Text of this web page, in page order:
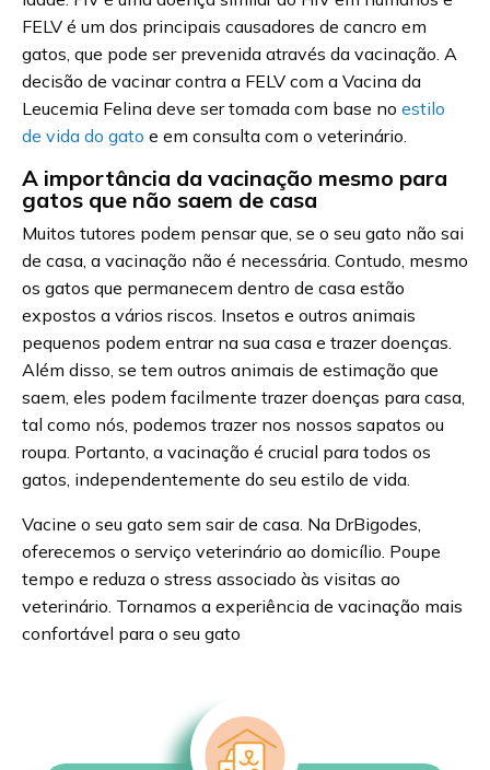
FELV é um dos principais causadores de cancro em
gatos, que pode ser prevenida através da vacinação. A
decisão de vacinar contra a FELV com a Vacina da
Leucemia Felina deve ser tomada com base no estilo
de vida do gato e em consulta com o veterinário.
A importância da vacinação mesmo para
gatos que não saem de casa
Muitos tutores podem pensar que, se o seu gato não sai
de casa, a vacinação não é necessária. Contudo, mesmo
os gatos que permanecem dentro de casa estão
expostos a vários riscos. Insetos e outros animais
pequenos podem entrar na sua casa e trazer doenças.
Além disso, se tem outros animais de estimação que
saem, eles podem facilmente trazer doenças para casa,
tal como nós, podemos trazer nos nossos sapatos ou
roupa. Portanto, a vacinação é crucial para todos os
gatos, independentemente do seu estilo de vida.
Vacine o seu gato sem sair de casa. Na DrBigodes,
oferecemos o serviço veterinário ao domicílio. Poupe
tempo e reduza o stress associado às visitas ao
veterinário. Tornamos a experiência de vacinação mais
confortável para o seu gato